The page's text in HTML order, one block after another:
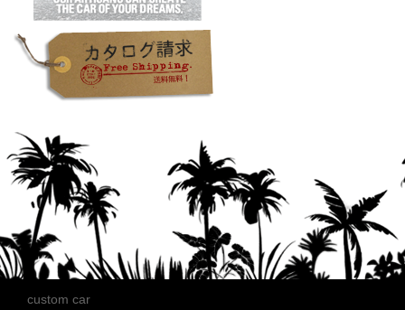
custom car